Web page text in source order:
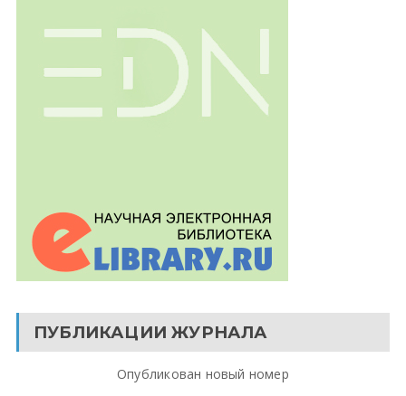
ПУБЛИКАЦИИ ЖУРНАЛА
Опубликован новый номер